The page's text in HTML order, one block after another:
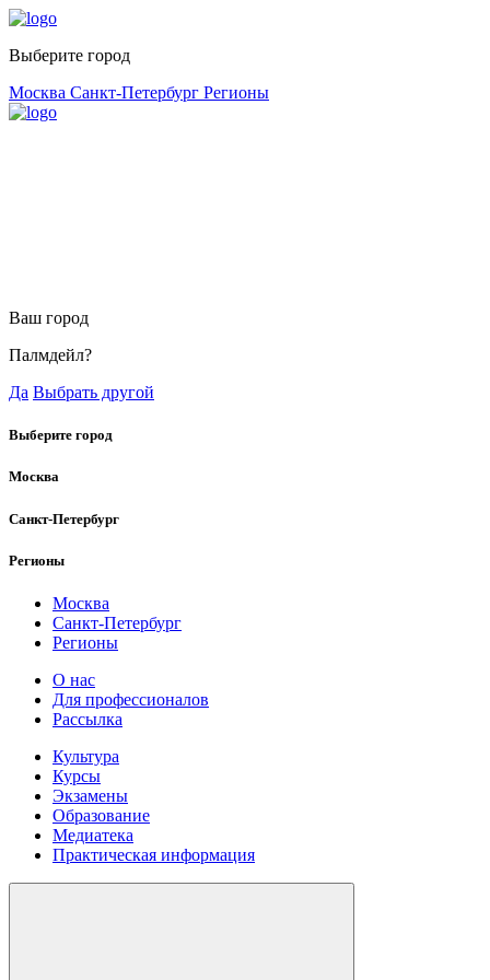
Выберите город
Москва Санкт-Петербург Регионы
Ваш город
Палмдейл?
Да Выбрать другой
Выберите город
Москва
Санкт-Петербург
Регионы
Москва
Санкт-Петербург
Регионы
О нас
Для профессионалов
Рассылка
Культура
Курсы
Экзамены
Образование
Медиатека
Практическая информация